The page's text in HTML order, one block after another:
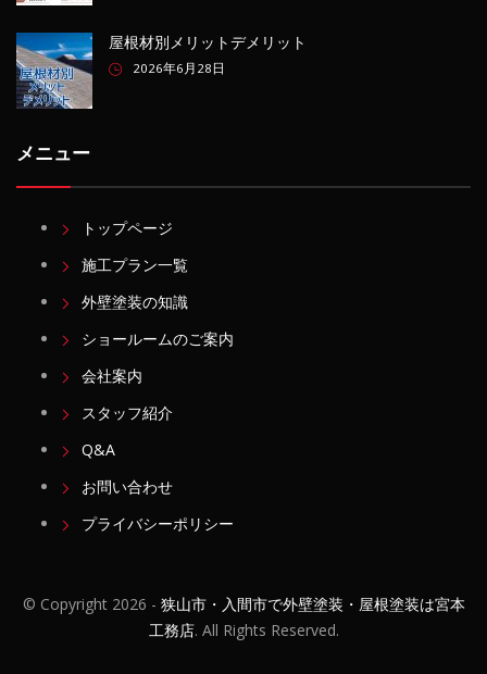
屋根材別メリットデメリット
2026年6月28日
メニュー
トップページ
施工プラン一覧
外壁塗装の知識
ショールームのご案内
会社案内
スタッフ紹介
Q&A
お問い合わせ
プライバシーポリシー
© Copyright2026 - 狭山市・入間市で外壁塗装・屋根塗装は宮本
工務店. All Rights Reserved.